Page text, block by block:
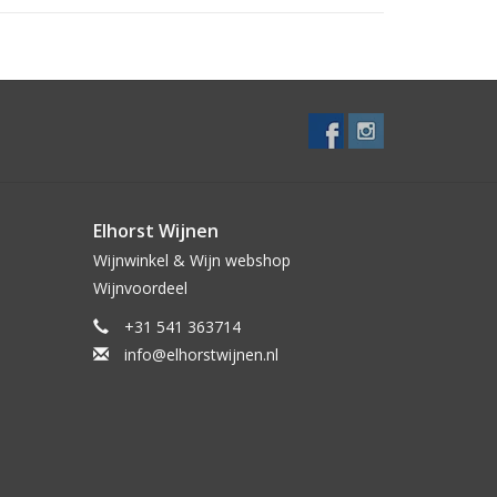
Elhorst Wijnen
Wijnwinkel & Wijn webshop
Wijnvoordeel
+31 541 363714
info@elhorstwijnen.nl